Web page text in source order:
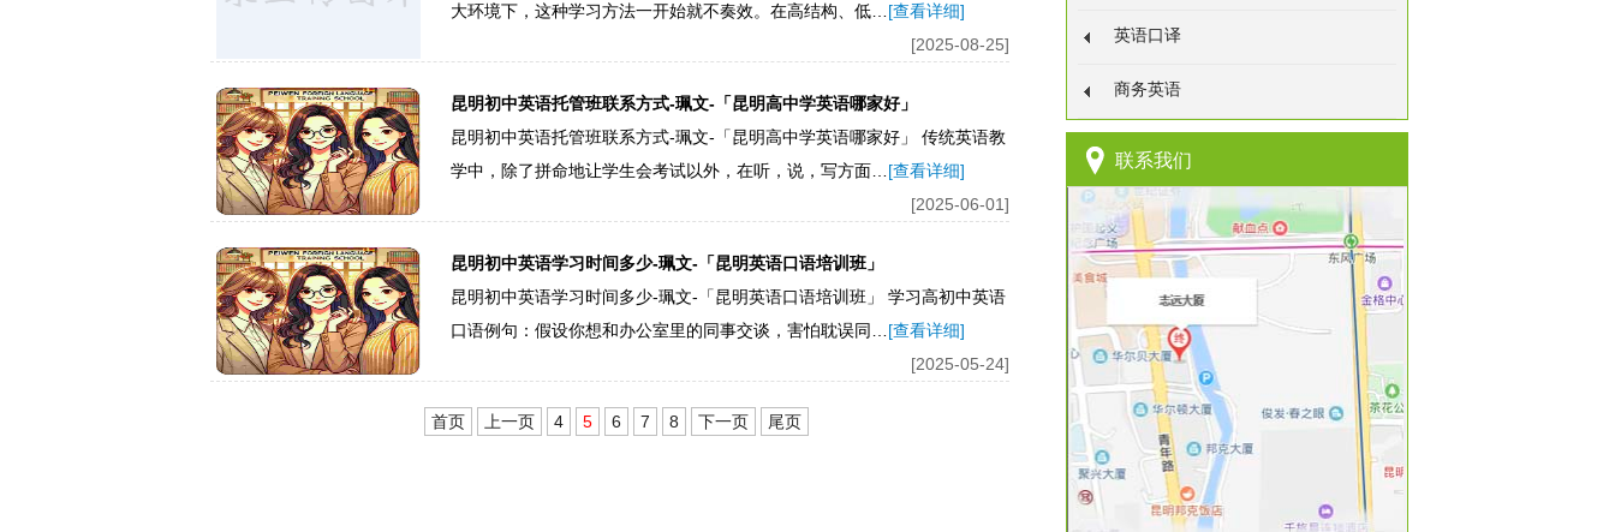
大环境下，这种学习方法一开始就不奏效。在高结构、低… [查看详细]
[2025-08-25]
昆明初中英语托管班联系方式-珮文-「昆明高中学英语哪家好」
昆明初中英语托管班联系方式-珮文-「昆明高中学英语哪家好」 传统英语教
学中，除了拼命地让学生会考试以外，在听，说，写方面… [查看详细]
[2025-06-01]
昆明初中英语学习时间多少-珮文-「昆明英语口语培训班」
昆明初中英语学习时间多少-珮文-「昆明英语口语培训班」 学习高初中英语
口语例句：假设你想和办公室里的同事交谈，害怕耽误同… [查看详细]
[2025-05-24]
首页 上一页 4 5 6 7 8 下一页 尾页
英语口译
商务英语
联系我们